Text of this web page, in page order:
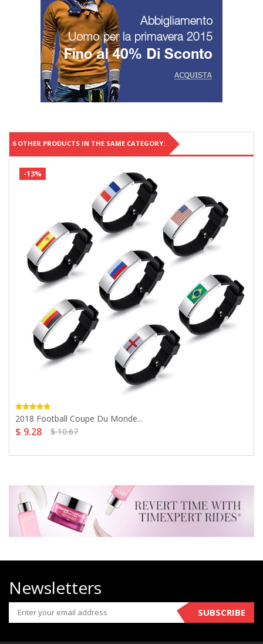
6 OTHER PRODUCTS IN THE SAME CATEGORY:
-13%
2018 Football Coupe Du Monde...
$ 9.28 $ 10.67
Newsletters
SUBSCRIBE